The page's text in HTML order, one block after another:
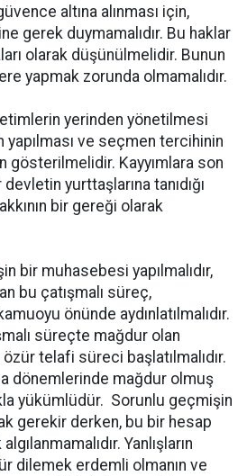
altına alınması için,
gerek duymamalıdır. Bu haklar
olarak düşünülmelidir. Bunun
yapmak zorunda olmamalıdır.
yerinden yönetilmesi
ve seçmen tercihinin
gösterilmelidir. Kayyımlara son
yurttaşlarına tanıdığı
bir gereği olarak
bir muhasebesi yapılmalıdır,
bu çatışmalı süreç,
önünde aydınlatılmalıdır.
süreçte mağdur olan
özür telafi süreci başlatılmalıdır.
dönemlerinde mağdur olmuş
yükümlüdür. Sorunlu geçmişin
gerekir derken, bu bir hesap
Yanlışların
dilemek erdemli olmanın ve